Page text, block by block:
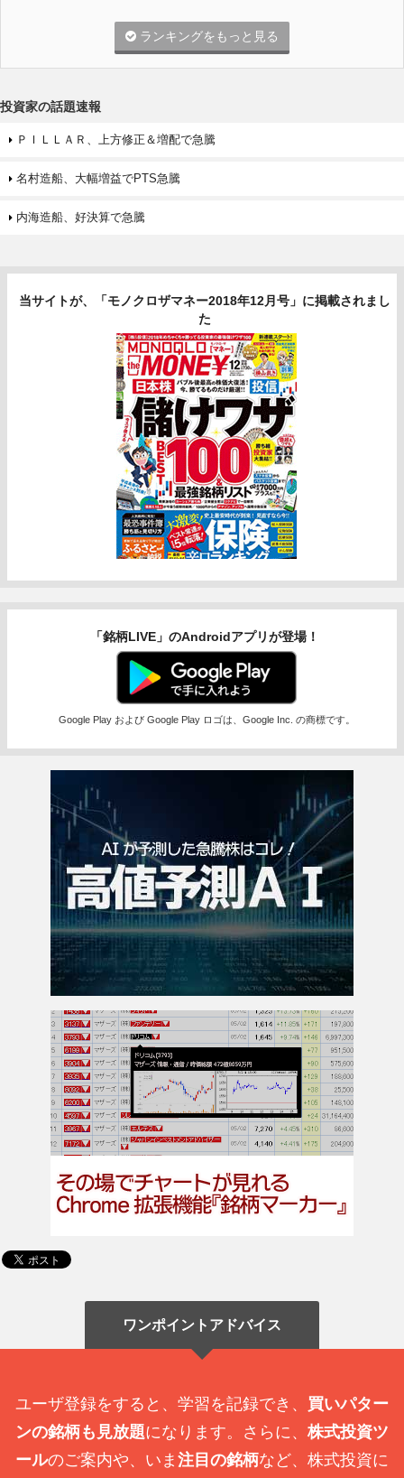
ランキングをもっと見る
投資家の話題速報
ＰＩＬＬＡＲ、上方修正＆増配で急騰
名村造船、大幅増益でPTS急騰
内海造船、好決算で急騰
当サイトが、「モノクロザマネー2018年12月号」に掲載されまし
た
「銘柄LIVE」のAndroidアプリが登場！
Google Play および Google Play ロゴは、Google Inc. の商標です。
ワンポイントアドバイス
ユーザ登録をすると、学習を記録でき、 買いパター
ンの銘柄も見放題になります。さらに、 株式投資ツ
ールのご案内や、いま 注目の銘柄など、株式投資に